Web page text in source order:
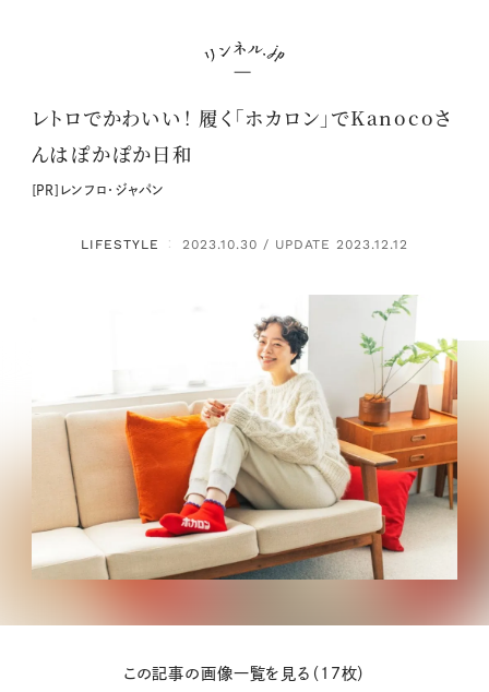
レトロでかわいい！ 履く「ホカロン」でKanocoさ
んはぽかぽか日和
[PR]レンフロ・ジャパン
LIFESTYLE ： 2023.10.30 / UPDATE 2023.12.12
この記事の画像一覧を見る（17枚）